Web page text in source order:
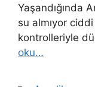
Yaşandığında
su almıyor
kontrolleriyle
oku…